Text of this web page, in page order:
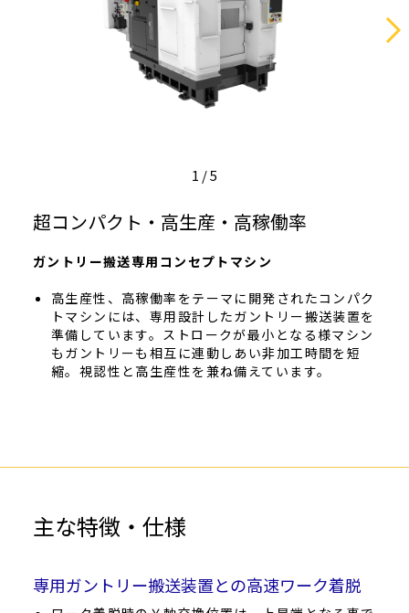
1 /5
超コンパクト・高生産・高稼働率
ガントリー搬送専用コンセプトマシン
高生産性、高稼働率をテーマに開発されたコンパク
トマシンには、専用設計したガントリー搬送装置を
準備しています。ストロークが最小となる様マシン
もガントリーも相互に連動しあい非加工時間を短
縮。視認性と高生産性を兼ね備えています。
主な特徴・仕様
専用ガントリー搬送装置との高速ワーク着脱